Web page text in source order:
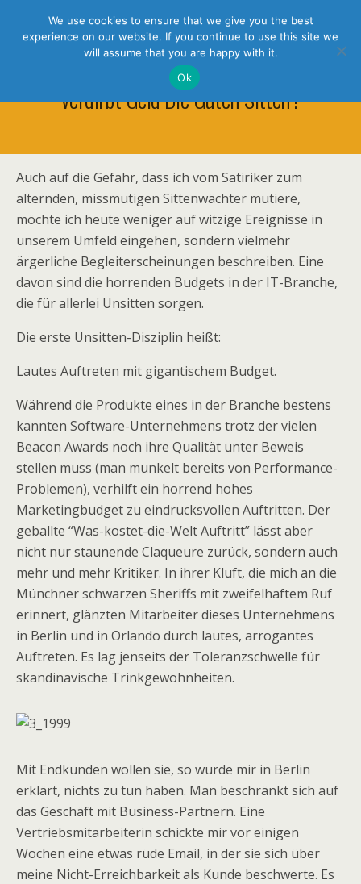
holistic thinking
Verdirbt Geld Die Guten Sitten?
Auch auf die Gefahr, dass ich vom Satiriker zum
alternden, missmutigen Sittenwächter mutiere,
möchte ich heute weniger auf witzige Ereignisse in
unserem Umfeld eingehen, sondern vielmehr
ärgerliche Begleiterscheinungen beschreiben. Eine
davon sind die horrenden Budgets in der IT-Branche,
die für allerlei Unsitten sorgen.
Die erste Unsitten-Disziplin heißt:
Lautes Auftreten mit gigantischem Budget.
Während die Produkte eines in der Branche bestens
kannten Software-Unternehmens trotz der vielen
Beacon Awards noch ihre Qualität unter Beweis
stellen muss (man munkelt bereits von Perfor­mance-
Problemen), verhilft ein horrend hohes
Marketingbudget zu eindrucksvollen Auftritten. Der
geballte “Was-kostet-die-Welt Auftritt” lässt aber
nicht nur staunende Claqueure zurück, sondern auch
mehr und mehr Kritiker. In ihrer Kluft, die mich an die
Münchner schwarzen Sheriffs mit zweifelhaftem Ruf
erinnert, glänzten Mitarbeiter dieses Unternehmens
in Berlin und in Orlando durch lautes, arrogantes
Auftreten. Es lag jenseits der Toleranzschwelle für
skandinavische Trinkgewohnheiten.
Mit Endkunden wollen sie, so wurde mir in Berlin
erklärt, nichts zu tun haben. Man beschränkt sich auf
das Geschäft mit Business-Partnern. Eine
Vertriebsmitarbeiterin schickte mir vor einigen
Wochen eine etwas rüde Email, in der sie sich über
meine Nicht-Erreichbarkeit als Kunde beschwerte. Es
We use cookies to ensure that we give you the best
experience on our website. If you continue to use this site we
will assume that you are happy with it.
Ok